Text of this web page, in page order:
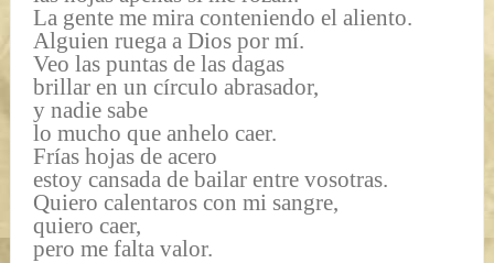
La gente me mira conteniendo el aliento.
Alguien ruega a Dios por mí.
Veo las puntas de las dagas
brillar en un círculo abrasador,
y nadie sabe
lo mucho que anhelo caer.
Frías hojas de acero
estoy cansada de bailar entre vosotras.
Quiero calentaros con mi sangre,
quiero caer,
pero me falta valor.